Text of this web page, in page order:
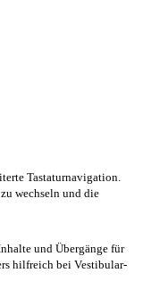
Tastaturnavigation.
wechseln und die
und Übergänge für
hilfreich bei Vestibular-